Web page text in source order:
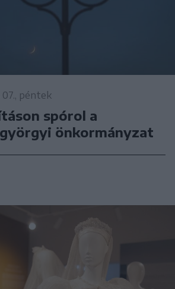
07., péntek
spórol a
önkormányzat